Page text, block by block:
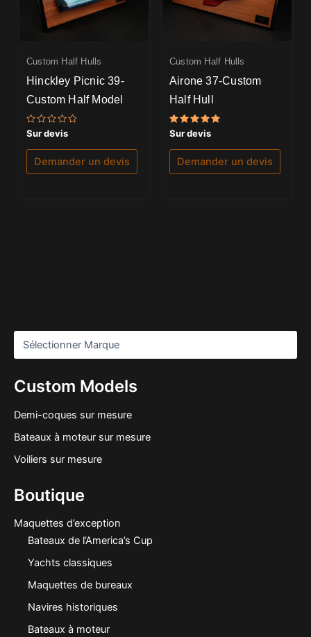
Custom Models
Demi-coques sur mesure
Bateaux à moteur sur mesure
Voiliers sur mesure
Boutique
Maquettes d’exception
Bateaux de l’America’s Cup
Yachts classiques
Maquettes de bureaux
Navires historiques
Bateaux à moteur
Custom Half Hulls
Hinckley Picnic 39-
Custom Half Model
Note
0
sur
Sur devis
Demander un devis
Custom Half Hulls
Airone 37-Custom
Half Hull
Note
5.00
sur 5
Sur devis
Demander un devis